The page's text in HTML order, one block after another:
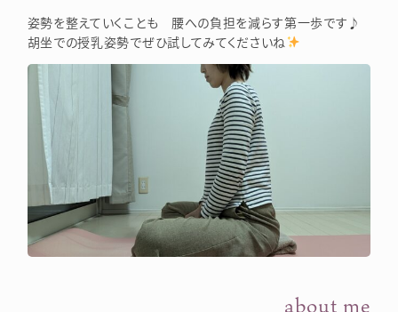
姿勢を整えていくことも 腰への負担を減らす第一歩です♪
胡坐での授乳姿勢でぜひ試してみてくださいね
about me